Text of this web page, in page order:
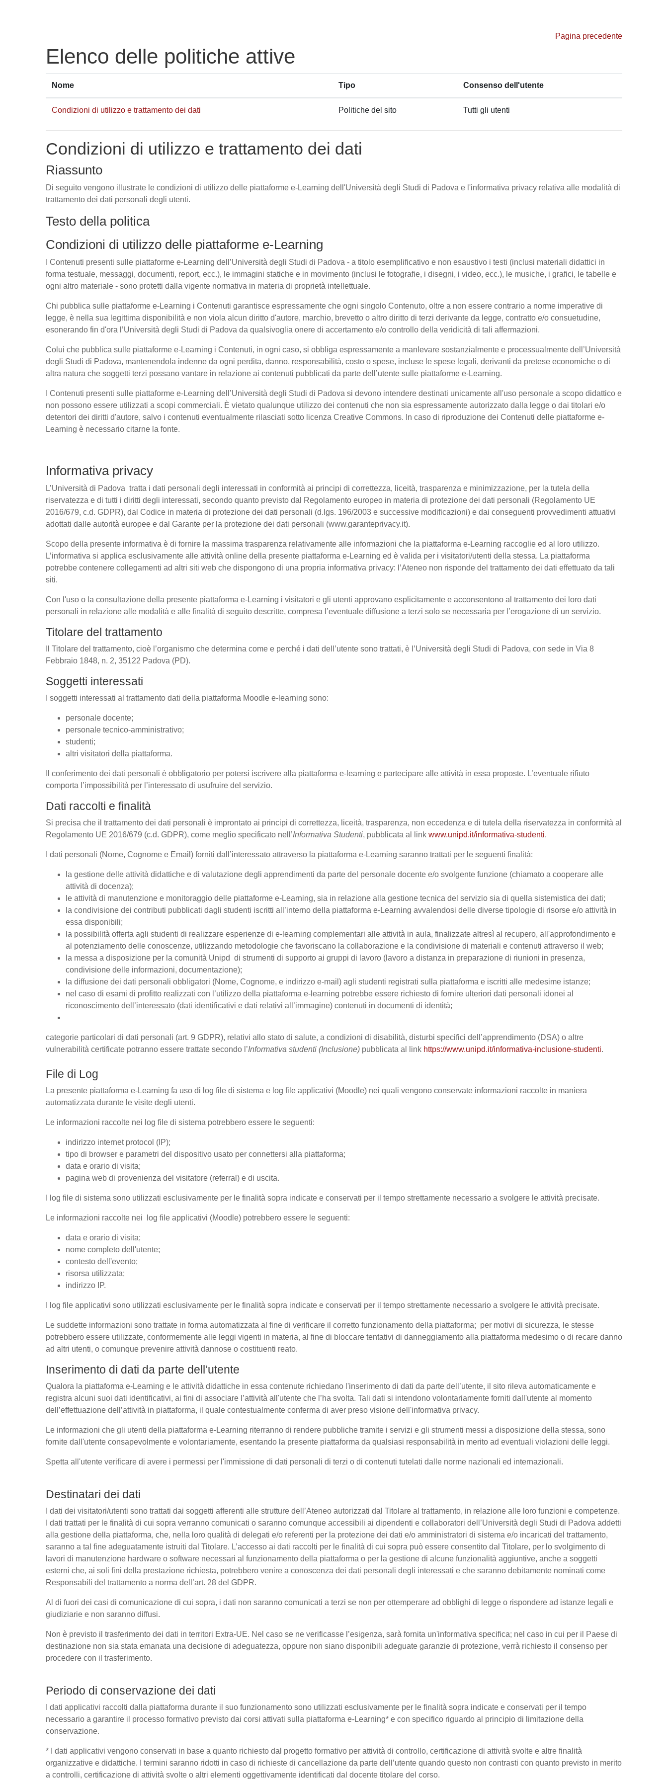
Pagina precedente
Elenco delle politiche attive
Nome Tipo Consenso dell'utente
Condizioni di utilizzo e trattamento dei dati Politiche del sito Tutti gli utenti
Condizioni di utilizzo e trattamento dei dati
Riassunto
Di seguito vengono illustrate le condizioni di utilizzo delle piattaforme e-Learning dell'Università degli Studi di Padova e l'informativa privacy relativa alle modalità di
trattamento dei dati personali degli utenti.
Testo della politica
Condizioni di utilizzo delle piattaforme e-Learning
I Contenuti presenti sulle piattaforme e-Learning dell’Università degli Studi di Padova - a titolo esemplificativo e non esaustivo i testi (inclusi materiali didattici in
forma testuale, messaggi, documenti, report, ecc.), le immagini statiche e in movimento (inclusi le fotografie, i disegni, i video, ecc.), le musiche, i grafici, le tabelle e
ogni altro materiale - sono protetti dalla vigente normativa in materia di proprietà intellettuale.
Chi pubblica sulle piattaforme e-Learning i Contenuti garantisce espressamente che ogni singolo Contenuto, oltre a non essere contrario a norme imperative di
legge, è nella sua legittima disponibilità e non viola alcun diritto d'autore, marchio, brevetto o altro diritto di terzi derivante da legge, contratto e/o consuetudine,
esonerando fin d'ora l’Università degli Studi di Padova da qualsivoglia onere di accertamento e/o controllo della veridicità di tali affermazioni.
Colui che pubblica sulle piattaforme e-Learning i Contenuti, in ogni caso, si obbliga espressamente a manlevare sostanzialmente e processualmente dell’Università
degli Studi di Padova, mantenendola indenne da ogni perdita, danno, responsabilità, costo o spese, incluse le spese legali, derivanti da pretese economiche o di
altra natura che soggetti terzi possano vantare in relazione ai contenuti pubblicati da parte dell’utente sulle piattaforme e-Learning.
I Contenuti presenti sulle piattaforme e-Learning dell’Università degli Studi di Padova si devono intendere destinati unicamente all'uso personale a scopo didattico e
non possono essere utilizzati a scopi commerciali. È vietato qualunque utilizzo dei contenuti che non sia espressamente autorizzato dalla legge o dai titolari e/o
detentori dei diritti d'autore, salvo i contenuti eventualmente rilasciati sotto licenza Creative Commons. In caso di riproduzione dei Contenuti delle piattaforme e-
Learning è necessario citarne la fonte.
Informativa privacy
L’Università di Padova tratta i dati personali degli interessati in conformità ai principi di correttezza, liceità, trasparenza e minimizzazione, per la tutela della
riservatezza e di tutti i diritti degli interessati, secondo quanto previsto dal Regolamento europeo in materia di protezione dei dati personali (Regolamento UE
2016/679, c.d. GDPR), dal Codice in materia di protezione dei dati personali (d.lgs. 196/2003 e successive modificazioni) e dai conseguenti provvedimenti attuativi
adottati dalle autorità europee e dal Garante per la protezione dei dati personali (www.garanteprivacy.it).
Scopo della presente informativa è di fornire la massima trasparenza relativamente alle informazioni che la piattaforma e-Learning raccoglie ed al loro utilizzo.
L’informativa si applica esclusivamente alle attività online della presente piattaforma e-Learning ed è valida per i visitatori/utenti della stessa. La piattaforma
potrebbe contenere collegamenti ad altri siti web che dispongono di una propria informativa privacy: l’Ateneo non risponde del trattamento dei dati effettuato da tali
siti.
Con l'uso o la consultazione della presente piattaforma e-Learning i visitatori e gli utenti approvano esplicitamente e acconsentono al trattamento dei loro dati
personali in relazione alle modalità e alle finalità di seguito descritte, compresa l’eventuale diffusione a terzi solo se necessaria per l’erogazione di un servizio.
Titolare del trattamento
Il Titolare del trattamento, cioè l’organismo che determina come e perché i dati dell’utente sono trattati, è l’Università degli Studi di Padova, con sede in Via 8
Febbraio 1848, n. 2, 35122 Padova (PD).
Soggetti interessati
I soggetti interessati al trattamento dati della piattaforma Moodle e-learning sono:
personale docente;
personale tecnico-amministrativo;
studenti;
altri visitatori della piattaforma.
Il conferimento dei dati personali è obbligatorio per potersi iscrivere alla piattaforma e-learning e partecipare alle attività in essa proposte. L’eventuale rifiuto
comporta l’impossibilità per l’interessato di usufruire del servizio.
Dati raccolti e finalità
Si precisa che il trattamento dei dati personali è improntato ai principi di correttezza, liceità, trasparenza, non eccedenza e di tutela della riservatezza in conformità al
Regolamento UE 2016/679 (c.d. GDPR), come meglio specificato nell’Informativa Studenti, pubblicata al link www.unipd.it/informativa-studenti.
I dati personali (Nome, Cognome e Email) forniti dall’interessato attraverso la piattaforma e-Learning saranno trattati per le seguenti finalità:
la gestione delle attività didattiche e di valutazione degli apprendimenti da parte del personale docente e/o svolgente funzione (chiamato a cooperare alle
attività di docenza);
le attività di manutenzione e monitoraggio delle piattaforme e-Learning, sia in relazione alla gestione tecnica del servizio sia di quella sistemistica dei dati;
la condivisione dei contributi pubblicati dagli studenti iscritti all’interno della piattaforma e-Learning avvalendosi delle diverse tipologie di risorse e/o attività in
essa disponibili;
la possibilità offerta agli studenti di realizzare esperienze di e-learning complementari alle attività in aula, finalizzate altresì al recupero, all'approfondimento e
al potenziamento delle conoscenze, utilizzando metodologie che favoriscano la collaborazione e la condivisione di materiali e contenuti attraverso il web;
la messa a disposizione per la comunità Unipd di strumenti di supporto ai gruppi di lavoro (lavoro a distanza in preparazione di riunioni in presenza,
condivisione delle informazioni, documentazione);
la diffusione dei dati personali obbligatori (Nome, Cognome, e indirizzo e-mail) agli studenti registrati sulla piattaforma e iscritti alle medesime istanze;
nel caso di esami di profitto realizzati con l’utilizzo della piattaforma e-learning potrebbe essere richiesto di fornire ulteriori dati personali idonei al
riconoscimento dell’interessato (dati identificativi e dati relativi all’immagine) contenuti in documenti di identità;
categorie particolari di dati personali (art. 9 GDPR), relativi allo stato di salute, a condizioni di disabilità, disturbi specifici dell’apprendimento (DSA) o altre
vulnerabilità certificate potranno essere trattate secondo l’Informativa studenti (Inclusione) pubblicata al link https://www.unipd.it/informativa-inclusione-studenti.
File di Log
La presente piattaforma e-Learning fa uso di log file di sistema e log file applicativi (Moodle) nei quali vengono conservate informazioni raccolte in maniera
automatizzata durante le visite degli utenti.
Le informazioni raccolte nei log file di sistema potrebbero essere le seguenti:
indirizzo internet protocol (IP);
tipo di browser e parametri del dispositivo usato per connettersi alla piattaforma;
data e orario di visita;
pagina web di provenienza del visitatore (referral) e di uscita.
I log file di sistema sono utilizzati esclusivamente per le finalità sopra indicate e conservati per il tempo strettamente necessario a svolgere le attività precisate.
Le informazioni raccolte nei log file applicativi (Moodle) potrebbero essere le seguenti:
data e orario di visita;
nome completo dell'utente;
contesto dell'evento;
risorsa utilizzata;
indirizzo IP.
I log file applicativi sono utilizzati esclusivamente per le finalità sopra indicate e conservati per il tempo strettamente necessario a svolgere le attività precisate.
Le suddette informazioni sono trattate in forma automatizzata al fine di verificare il corretto funzionamento della piattaforma; per motivi di sicurezza, le stesse
potrebbero essere utilizzate, conformemente alle leggi vigenti in materia, al fine di bloccare tentativi di danneggiamento alla piattaforma medesimo o di recare danno
ad altri utenti, o comunque prevenire attività dannose o costituenti reato.
Inserimento di dati da parte dell’utente
Qualora la piattaforma e-Learning e le attività didattiche in essa contenute richiedano l'inserimento di dati da parte dell’utente, il sito rileva automaticamente e
registra alcuni suoi dati identificativi, ai fini di associare l’attività all'utente che l’ha svolta. Tali dati si intendono volontariamente forniti dall'utente al momento
dell’effettuazione dell’attività in piattaforma, il quale contestualmente conferma di aver preso visione dell'informativa privacy.
Le informazioni che gli utenti della piattaforma e-Learning riterranno di rendere pubbliche tramite i servizi e gli strumenti messi a disposizione della stessa, sono
fornite dall'utente consapevolmente e volontariamente, esentando la presente piattaforma da qualsiasi responsabilità in merito ad eventuali violazioni delle leggi.
Spetta all'utente verificare di avere i permessi per l'immissione di dati personali di terzi o di contenuti tutelati dalle norme nazionali ed internazionali.
Destinatari dei dati
I dati dei visitatori/utenti sono trattati dai soggetti afferenti alle strutture dell’Ateneo autorizzati dal Titolare al trattamento, in relazione alle loro funzioni e competenze.
I dati trattati per le finalità di cui sopra verranno comunicati o saranno comunque accessibili ai dipendenti e collaboratori dell’Università degli Studi di Padova addetti
alla gestione della piattaforma, che, nella loro qualità di delegati e/o referenti per la protezione dei dati e/o amministratori di sistema e/o incaricati del trattamento,
saranno a tal fine adeguatamente istruiti dal Titolare. L’accesso ai dati raccolti per le finalità di cui sopra può essere consentito dal Titolare, per lo svolgimento di
lavori di manutenzione hardware o software necessari al funzionamento della piattaforma o per la gestione di alcune funzionalità aggiuntive, anche a soggetti
esterni che, ai soli fini della prestazione richiesta, potrebbero venire a conoscenza dei dati personali degli interessati e che saranno debitamente nominati come
Responsabili del trattamento a norma dell’art. 28 del GDPR.
Al di fuori dei casi di comunicazione di cui sopra, i dati non saranno comunicati a terzi se non per ottemperare ad obblighi di legge o rispondere ad istanze legali e
giudiziarie e non saranno diffusi.
Non è previsto il trasferimento dei dati in territori Extra-UE. Nel caso se ne verificasse l’esigenza, sarà fornita un'informativa specifica; nel caso in cui per il Paese di
destinazione non sia stata emanata una decisione di adeguatezza, oppure non siano disponibili adeguate garanzie di protezione, verrà richiesto il consenso per
procedere con il trasferimento.
Periodo di conservazione dei dati
I dati applicativi raccolti dalla piattaforma durante il suo funzionamento sono utilizzati esclusivamente per le finalità sopra indicate e conservati per il tempo
necessario a garantire il processo formativo previsto dai corsi attivati sulla piattaforma e-Learning* e con specifico riguardo al principio di limitazione della
conservazione.
* I dati applicativi vengono conservati in base a quanto richiesto dal progetto formativo per attività di controllo, certificazione di attività svolte e altre finalità
organizzative e didattiche. I termini saranno ridotti in caso di richieste di cancellazione da parte dell’utente quando questo non contrasti con quanto previsto in merito
a controlli, certificazione di attività svolte o altri elementi oggettivamente identificati dal docente titolare del corso.